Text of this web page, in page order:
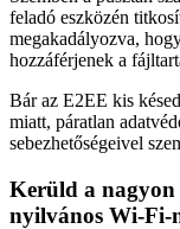
feladó eszközén
megakadályozva,
hozzáférjenek a
Bár az E2EE kis
miatt, páratlan
sebezhetőségeivel
Kerüld a nagyon
nyilvános Wi-Fi-